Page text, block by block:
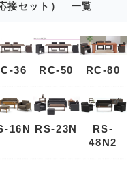
接セット） 一覧
36 RC-50 RC-80
16N RS-23N
RS-
48N2